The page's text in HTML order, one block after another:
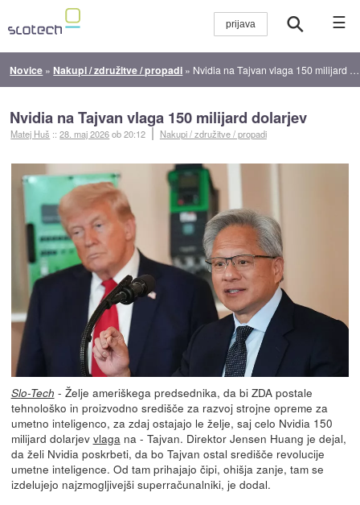
☰
Novice » Nakupi / združitve / propadi » Nvidia na Tajvan vlaga 150 milijard dolarjev
Nvidia na Tajvan vlaga 150 milijard dolarjev
Matej Huš ::28. maj 2026ob 20:12 Nakupi / združitve / propadi
Slo-Tech - Želje ameriškega predsednika, da bi ZDA postale
tehnološko in proizvodno središče za razvoj strojne opreme za
umetno inteligenco, za zdaj ostajajo le želje, saj celo Nvidia 150
milijard dolarjev vlaga na - Tajvan. Direktor Jensen Huang je dejal,
da želi Nvidia poskrbeti, da bo Tajvan ostal središče revolucije
umetne inteligence. Od tam prihajajo čipi, ohišja zanje, tam se
izdelujejo najzmogljivejši superračunalniki, je dodal.